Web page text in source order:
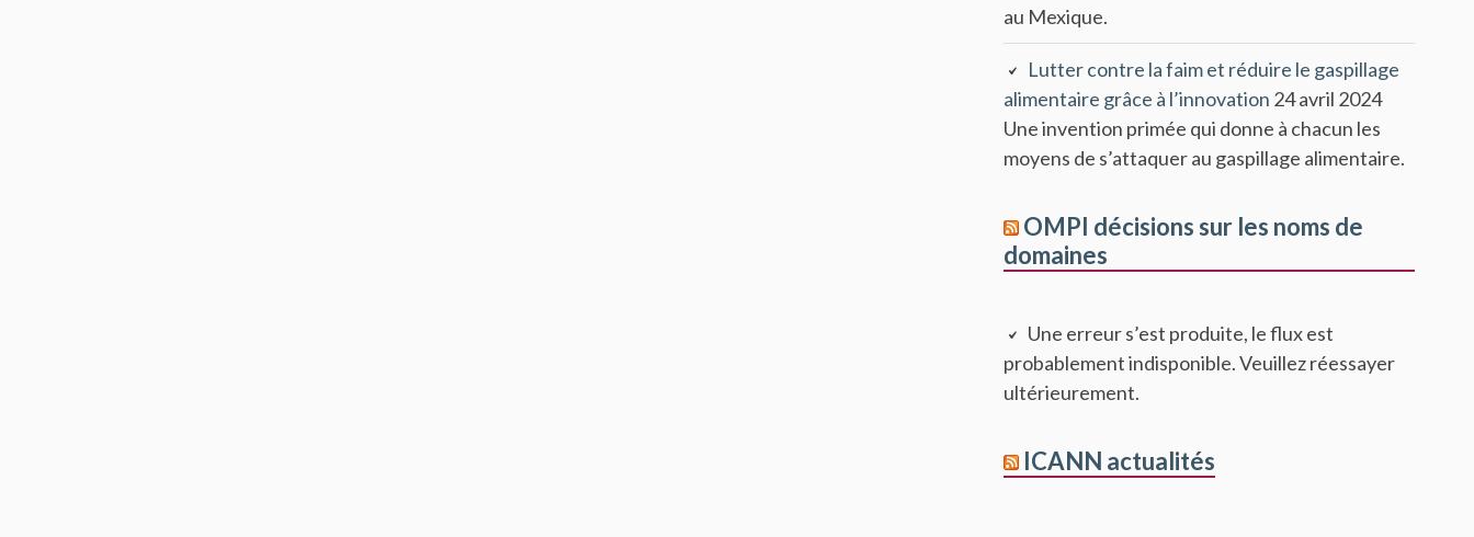
au Mexique.
Lutter contre la faim et réduire le gaspillage
alimentaire grâce à l’innovation 24 avril 2024
Une invention primée qui donne à chacun les
moyens de s’attaquer au gaspillage alimentaire.
OMPI décisions sur les noms de
domaines
Une erreur s’est produite, le flux est
probablement indisponible. Veuillez réessayer
ultérieurement.
ICANN actualités